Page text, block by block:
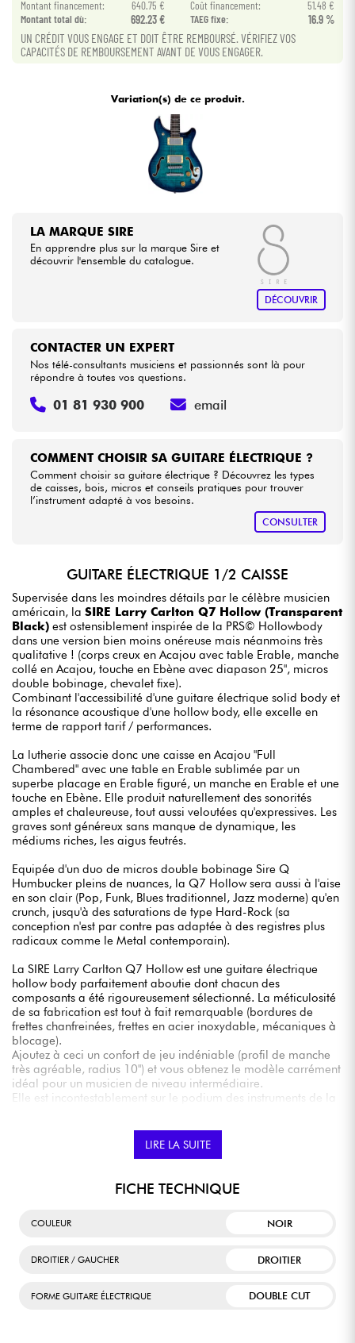
Packs
Montant financement:
640.75 € Coût financement:
51.48 €
Montant total dù:
692.23 € TAEG fixe: 16.9 %
UN CRÉDIT VOUS ENGAGE ET DOIT ÊTRE REMBOURSÉ. VÉRIFIEZ VOS
CAPACITÉS DE REMBOURSEMENT AVANT DE VOUS ENGAGER.
Variation(s) de ce produit.
LA MARQUE SIRE
En apprendre plus sur la marque Sire et
découvrir l'ensemble du catalogue.
DÉCOUVRIR
COMMENT CHOISIR SA GUITARE ÉLECTRIQUE ?
Comment choisir sa guitare électrique ? Découvrez les types
de caisses, bois, micros et conseils pratiques pour trouver
l’instrument adapté à vos besoins.
CONSULTER
CONTACTER UN EXPERT
Nos télé-consultants musiciens et passionnés sont là pour
répondre à toutes vos questions.
01 81 930 900 email
GUITARE ÉLECTRIQUE 1/2 CAISSE
Supervisée dans les moindres détails par le célèbre musicien
américain, la SIRE Larry Carlton Q7 Hollow (Transparent
Black) est ostensiblement inspirée de la PRS© Hollowbody
dans une version bien moins onéreuse mais néanmoins très
qualitative ! (corps creux en Acajou avec table Erable, manche
collé en Acajou, touche en Ebène avec diapason 25", micros
double bobinage, chevalet fixe).
Combinant l'accessibilité d'une guitare électrique solid body et
la résonance acoustique d'une hollow body, elle excelle en
terme de rapport tarif / performances.
La lutherie associe donc une caisse en Acajou "Full
Chambered" avec une table en Erable sublimée par un
superbe placage en Erable figuré, un manche en Erable et une
touche en Ebène. Elle produit naturellement des sonorités
amples et chaleureuse, tout aussi veloutées qu'expressives. Les
graves sont généreux sans manque de dynamique, les
médiums riches, les aigus feutrés.
Equipée d'un duo de micros double bobinage Sire Q
Humbucker pleins de nuances, la Q7 Hollow sera aussi à l'aise
en son clair (Pop, Funk, Blues traditionnel, Jazz moderne) qu'en
crunch, jusqu'à des saturations de type Hard-Rock (sa
conception n'est par contre pas adaptée à des registres plus
radicaux comme le Metal contemporain).
La SIRE Larry Carlton Q7 Hollow est une guitare électrique
hollow body parfaitement aboutie dont chacun des
composants a été rigoureusement sélectionné. La méticulosité
de sa fabrication est tout à fait remarquable (bordures de
frettes chanfreinées, frettes en acier inoxydable, mécaniques à
blocage).
Ajoutez à ceci un confort de jeu indéniable (profil de manche
très agréable, radius 10") et vous obtenez le modèle carrément
idéal pour un musicien de niveau intermédiaire.
Elle est incontestablement sur le podium des instruments de la
LIRE LA SUITE
FICHE TECHNIQUE
COULEUR NOIR
DROITIER / GAUCHER DROITIER
FORME GUITARE ÉLECTRIQUE DOUBLE CUT